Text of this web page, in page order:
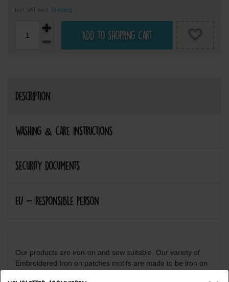
Incl. VAT excl. Shipping
Add to shopping cart
Description
Washing & care instructions
security documents
EU - Responsible person
Our products are iron-on and sew suitable. Our variety of
Embroidered Iron on patches motifs are made to be iron on